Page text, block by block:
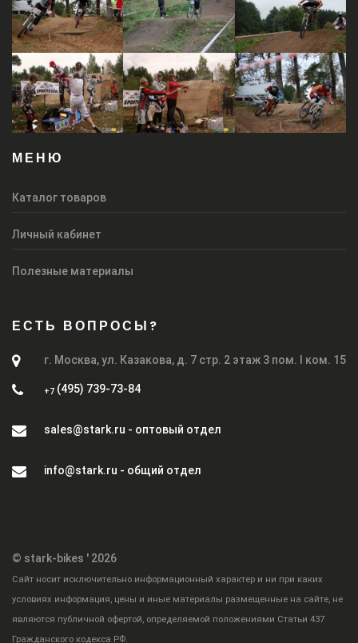
МЕНЮ
Каталог товаров
Личный кабинет
Полезные материалы
ЕСТЬ ВОПРОСЫ?
г. Москва, ул. Казакова, д. 7 стр. 2 этаж 3 пом. I ком. 15
+7 (495) 739-73-84
sales@stark.ru - оптовый отдел
info@stark.ru - общий отдел
© stark-bikes ' 2026
Cайт носит исключительно информационный характер и ни при каких
условиях информация, цены и иные материалы размещенные на сайте, не
являются публичной офертой, определяемой положениями Статьи 437
Гражданского кодекса РФ.